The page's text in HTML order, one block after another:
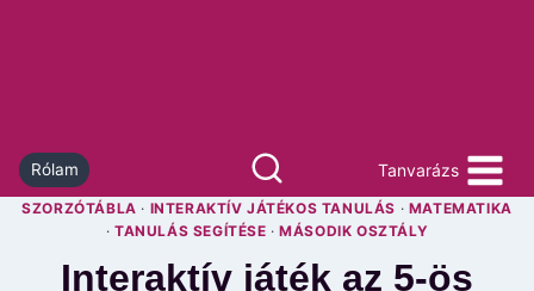
Rólam Tanvarázs
SZORZÓTÁBLA · INTERAKTÍV JÁTÉKOS TANULÁS · MATEMATIKA
· TANULÁS SEGÍTÉSE ·MÁSODIK OSZTÁLY
Interaktív játék az 5-ös